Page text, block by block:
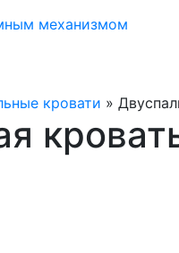
механизмом
кровати »